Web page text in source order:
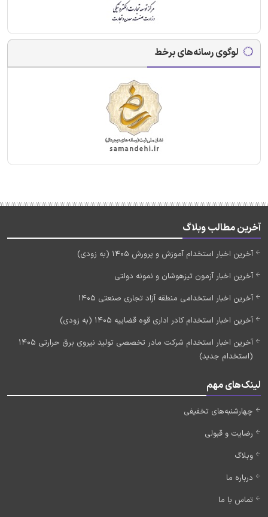
لوگوی رسانه‌های برخط
آخرین مطالب وبلاگ
آخرین اخبار استخدام آموزش و پرورش 1405 (به زودی)
آخرین اخبار آزمون تیزهوشان و نمونه دولتی
آخرین اخبار استخدامی منطقه آزاد تجاری صنعتی 1405
آخرین اخبار استخدام کادر اداری قوه قضاییه 1405 (به زودی)
آخرین اخبار استخدام شرکت مادر تخصصی تولید نیروی برق حرارتی 1405
(استخدام جدید)
لینک‌های مهم
چهارشنبه‌های تخفیفی
رضایت و قبولی
وبلاگ
درباره ما
تماس با ما